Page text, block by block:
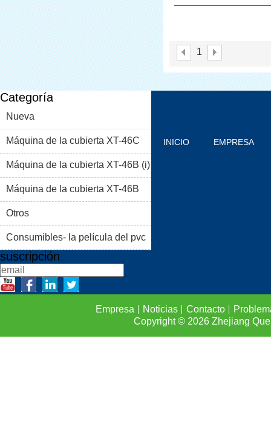
1
Categoría
Nueva
Máquina de la cubierta XT-46C
Máquina de la cubierta XT-46B (i)
Máquina de la cubierta XT-46B
(II)
Otros
Consumibles- la película del pvc
suscripción
INICIO EMPRESA
Empresa Noticias Contacto
Copyright © 2026Zhejiang